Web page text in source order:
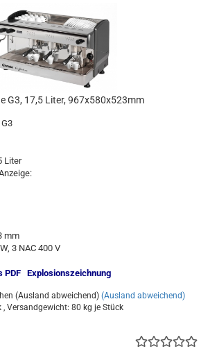
G3, 17,5 Liter, 967x580x523mm
Liter
mm
3 NAC 400 V
PDF Explosionszeichnung
(Ausland abweichend) (Ausland abweichend)
, Versandgewicht: 80 kg je Stück